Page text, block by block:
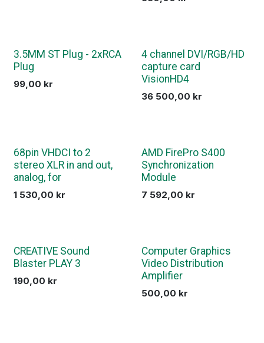
3.5MM ST Plug - 2xRCA
Plug
99,00 kr
4 channel DVI/RGB/HD
capture card
VisionHD4
36 500,00 kr
68pin VHDCI to 2
stereo XLR in and out,
analog, for
1 530,00 kr
AMD FirePro S400
Synchronization
Module
7 592,00 kr
CREATIVE Sound
Blaster PLAY 3
190,00 kr
Computer Graphics
Video Distribution
Amplifier
500,00 kr